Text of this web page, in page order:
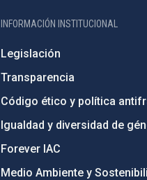
INFORMACIÓN INSTITUCIONAL
Legislación
Transparencia
Código ético y política
Igualdad y diversidad de
Forever IAC
Medio Ambiente y